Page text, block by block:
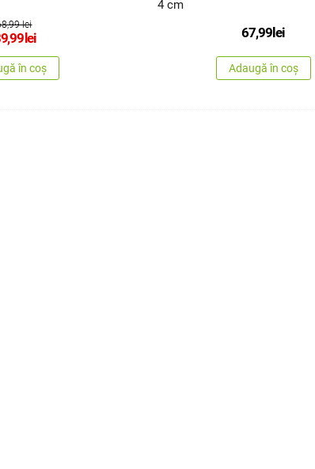
lei
lei
în coș
4 cm
67,99lei
Adaugă în coș